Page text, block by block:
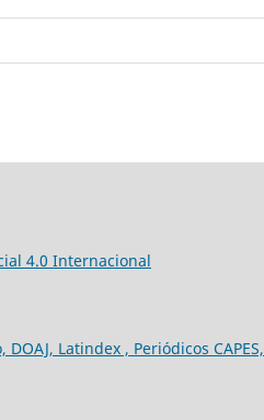
4.0 Internacional
DOAJ, Latindex , Periódicos CAPES,